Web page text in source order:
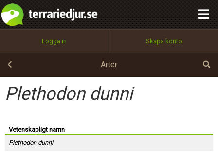
Logga in Skapa konto
Arter
Plethodon dunni
Vetenskapligt namn
Plethodon dunni
Utför
100%
OK
integritetspolicy
Namn:
Epost:
Lösenord:
Begär nytt lösenord
Tillbaka till förstasidan